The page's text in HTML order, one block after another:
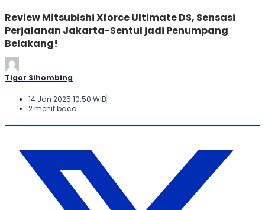
Review Mitsubishi Xforce Ultimate DS, Sensasi
Perjalanan Jakarta-Sentul jadi Penumpang
Belakang!
Tigor Sihombing
14 Jan 2025 10:50 WIB
2 menit baca